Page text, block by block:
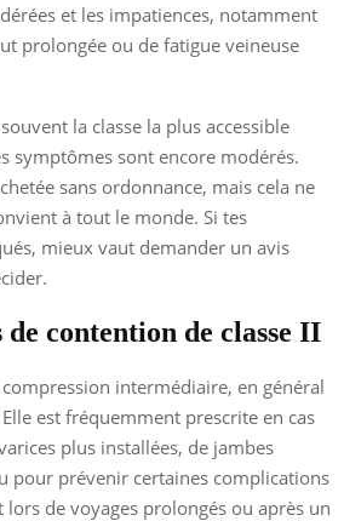
et les impatiences, notamment
prolongée ou de fatigue veineuse
la classe la plus accessible
symptômes sont encore modérés.
sans ordonnance, mais cela ne
à tout le monde. Si tes
mieux vaut demander un avis
de contention de classe II
compression intermédiaire, en général
est fréquemment prescrite en cas
plus installées, de jambes
pour prévenir certaines complications
de voyages prolongés ou après un